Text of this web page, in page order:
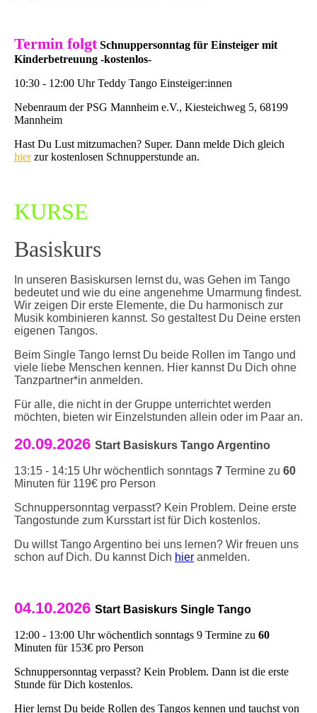
Termin folgtSchnuppersonntag für Einsteiger mit
Kinderbetreuung -kostenlos-
10:30 - 12:00 Uhr Teddy Tango Einsteiger:innen
Nebenraum der PSG Mannheim e.V., Kiesteichweg 5, 68199
Mannheim
Hast Du Lust mitzumachen? Super. Dann melde Dich gleich
hierzur kostenlosen Schnupperstunde an.
KURSE
Basiskurs
In unseren Basiskursen lernst du, was Gehen im Tango
bedeutet und wie du eine angenehme Umarmung findest.
Wir zeigen Dir erste Elemente, die Du harmonisch zur
Musik kombinieren kannst. So gestaltest Du Deine ersten
eigenen Tangos.
Beim Single Tango lernst Du beide Rollen im Tango und
viele liebe Menschen kennen. Hier kannst Du Dich ohne
Tanzpartner*in anmelden.
Für alle, die nicht in der Gruppe unterrichtet werden
möchten, bieten wir Einzelstunden allein oder im Paar an.
20.09.2026 Start Basiskurs Tango Argentino
13:15 - 14:15 Uhr wöchentlich sonntags 7 Termine zu 60
Minuten für 119€ pro Person
Schnuppersonntag verpasst? Kein Problem. Deine erste
Tangostunde zum Kursstart ist für Dich kostenlos.
Du willst Tango Argentino bei uns lernen? Wir freuen uns
schon auf Dich. Du kannst Dich hier anmelden.
04.10.2026 Start Basiskurs Single Tango
12:00 - 13:00 Uhr wöchentlich sonntags 9 Termine zu 60
Minuten für 153€ pro Person
Schnuppersonntag verpasst? Kein Problem. Dann ist die erste
Stunde für Dich kostenlos.
Hier lernst Du beide Rollen des Tangos kennen und tauchst von